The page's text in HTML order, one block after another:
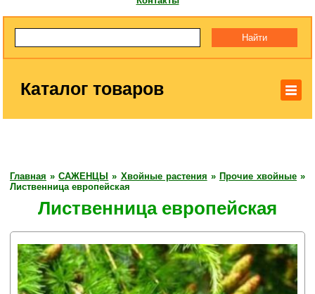
Каталог товаров
Главная » САЖЕНЦЫ » Хвойные растения » Прочие хвойные »
Лиственница европейская
Лиственница европейская